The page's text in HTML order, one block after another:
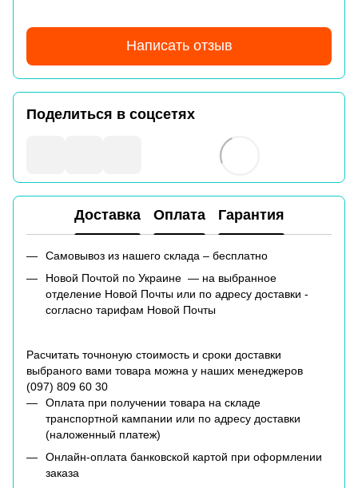
Написать отзыв
Поделиться в соцсетях
Доставка Оплата Гарантия
Самовывоз из нашего склада – бесплатно
Новой Почтой по Украине — на выбранное
отделение Новой Почты или по адресу доставки -
согласно тарифам Новой Почты
Расчитать точноную стоимость и сроки доставки
выбраного вами товара можна у наших менеджеров
(097) 809 60 30
Оплата при получении товара на складе
транспортной кампании или по адресу доставки
(наложенный платеж)
Онлайн-оплата банковской картой при оформлении
заказа